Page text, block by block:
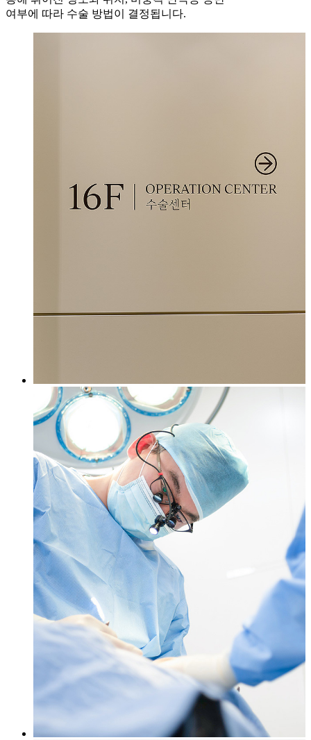
여부에 따라 수술 방법이 결정됩니다.